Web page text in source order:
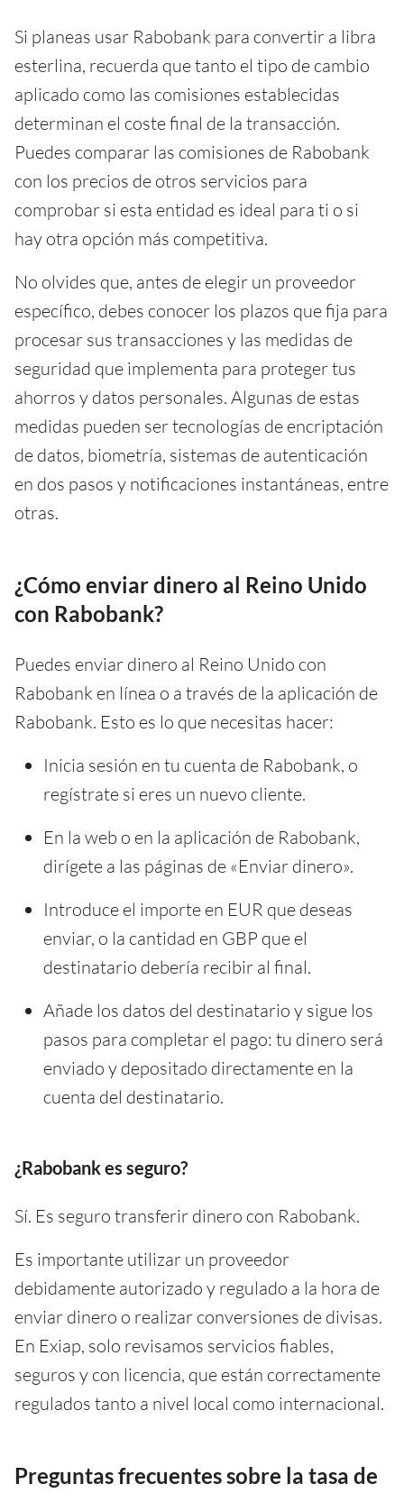
Si planeas usar Rabobank para convertir a libra
esterlina, recuerda que tanto el tipo de cambio
aplicado como las comisiones establecidas
determinan el coste final de la transacción.
Puedes comparar las comisiones de Rabobank
con los precios de otros servicios para
comprobar si esta entidad es ideal para ti o si
hay otra opción más competitiva.
No olvides que, antes de elegir un proveedor
específico, debes conocer los plazos que fija para
procesar sus transacciones y las medidas de
seguridad que implementa para proteger tus
ahorros y datos personales. Algunas de estas
medidas pueden ser tecnologías de encriptación
de datos, biometría, sistemas de autenticación
en dos pasos y notificaciones instantáneas, entre
otras.
¿Cómo enviar dinero al Reino Unido
con Rabobank?
Puedes enviar dinero al Reino Unido con
Rabobank en línea o a través de la aplicación de
Rabobank. Esto es lo que necesitas hacer:
Inicia sesión en tu cuenta de Rabobank, o
regístrate si eres un nuevo cliente.
En la web o en la aplicación de Rabobank,
dirígete a las páginas de «Enviar dinero».
Introduce el importe en EUR que deseas
enviar, o la cantidad en GBP que el
destinatario debería recibir al final.
Añade los datos del destinatario y sigue los
pasos para completar el pago: tu dinero será
enviado y depositado directamente en la
cuenta del destinatario.
¿Rabobank es seguro?
Sí. Es seguro transferir dinero con Rabobank.
Es importante utilizar un proveedor
debidamente autorizado y regulado a la hora de
enviar dinero o realizar conversiones de divisas.
En Exiap, solo revisamos servicios fiables,
seguros y con licencia, que están correctamente
regulados tanto a nivel local como internacional.
Preguntas frecuentes sobre la tasa de